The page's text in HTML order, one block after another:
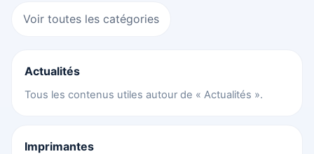
Voir toutes les catégories
Actualités
Tous les contenus utiles autour de « Actualités ».
Imprimantes